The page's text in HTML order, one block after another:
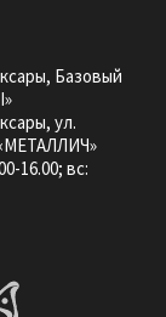
Базовый
ул.
16.00; вс: